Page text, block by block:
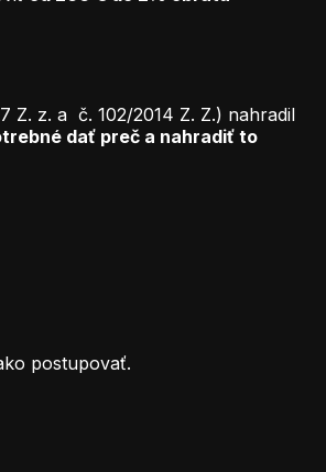
Z. z. a č. 102/2014 Z. Z.) nahradil
dať preč a nahradiť to
postupovať.